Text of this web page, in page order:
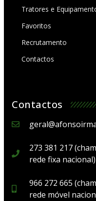
Tratores e
Favoritos
Recrutamento
Contactos
Contactos
273 381 217
rede fixa nacional)
966 272 665
rede móvel